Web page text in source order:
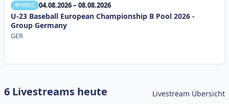
WBSC 04.08.2026 – 08.08.2026
U-23 Baseball European Championship B Pool 2026 -
Group Germany
GER
6 Livestreams heute Livestream Übersicht